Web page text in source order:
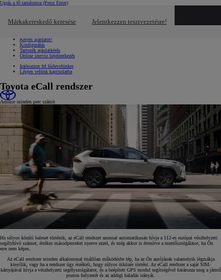
Ugrás a fő tartalomra (Press Enter)
Márkakereskedő keresése Jelentkezzen tesztvezetésre!
Gyors linkek Kattintson ide a bezáráshoz
Kérjen ajánlatot!
Konfigurálás
Tartozék ajánlatkérés
Online szerviz bejelentkezés
Iratkozzon fel hírlevelünkre
Lépjen velünk kapcsolatba
Toyota eCall rendszer
Amikor minden perc számít
Ha súlyos közúti baleset történik, az eCall rendszer azonnal automatikusan hívja a 112-es európai vészhelyzeti
segélyhívó számot, értékes másodperceket nyerve ezzel, és még akkor is értesítve a mentőszolgálatot, ha Ön
erre nem képes.
Az eCall rendszer minden alkalommal önállóan működésbe lép, ha az Ön autójának valamelyik légzsákja
kinyílik, vagy ha a rendszer úgy érzékeli, hogy súlyos ütközés történt. Az eCall rendszer a saját SIM-
kártyájával hívja a vészhelyzeti segélyszolgálatot, és a beépített GPS modul segítségével határozza meg a jármű
pontos helyzetét és az addigi haladás irányát.